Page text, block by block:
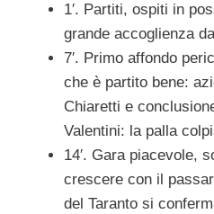
1′. Partiti, ospiti in
grande accoglienza
7′. Primo affondo
che è partito bene:
Chiaretti e
Valentini: la palla
14′. Gara piacevole,
crescere con il
del Taranto si